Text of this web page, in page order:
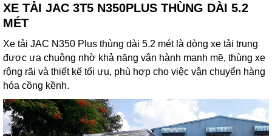
XE TẢI JAC 3T5 N350PLUS THÙNG DÀI 5.2
MÉT
Xe tải JAC N350 Plus thùng dài 5.2 mét là dòng xe tải trung
được ưa chuộng nhờ khả năng vận hành mạnh mẽ, thùng xe
rộng rãi và thiết kế tối ưu, phù hợp cho việc vận chuyển hàng
hóa cồng kềnh.